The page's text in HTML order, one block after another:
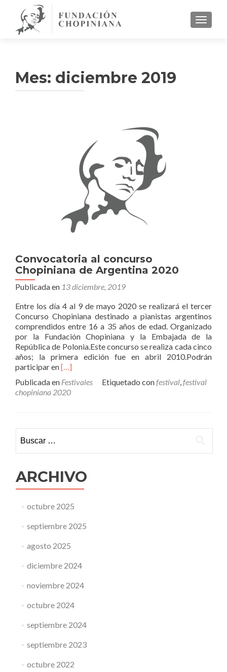
Mes: diciembre 2019
Convocatoria al concurso
Chopiniana de Argentina 2020
Publicada en 13 diciembre, 2019
Entre los día 4 al 9 de mayo 2020 se realizará el tercer
Concurso Chopiniana destinado a pianistas argentinos
comprendidos entre 16 a 35 años de edad. Organizado
por la Fundación Chopiniana y la Embajada de la
República de Polonia.Este concurso se realiza cada cinco
años; la primera edición fue en abril 2010.Podrán
participar enLeer
al
concurso
Argentina
[…]
Publicada en Festivales Etiquetado confestival,festival
chopiniana 2020
ARCHIVO
octubre 2025
septiembre 2025
agosto 2025
diciembre 2024
noviembre 2024
octubre 2024
septiembre 2024
septiembre 2023
octubre 2022